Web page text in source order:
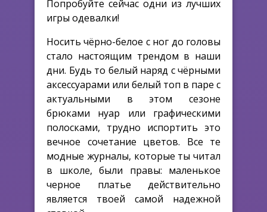
Попробуйте сейчас одни из лучших
игры одевалки!
Носить чёрно-белое с ног до головы
стало настоящим трендом в наши
дни. Будь то белый наряд с чёрными
аксессуарами или белый топ в паре с
актуальными в этом сезоне
брюками нуар или графическими
полосками, трудно испортить это
вечное сочетание цветов. Все те
модные журналы, которые ты читал
в школе, были правы: маленькое
черное платье действительно
является твоей самой надежной